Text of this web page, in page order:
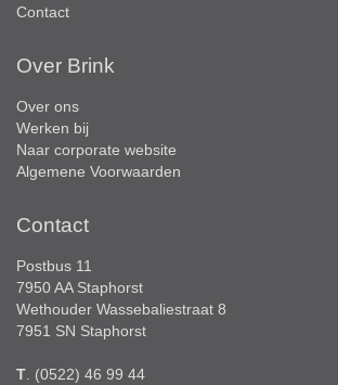
Contact
Over Brink
Over ons
Werken bij
Naar corporate website
Algemene Voorwaarden
Contact
Postbus 11
7950 AA Staphorst
Wethouder Wassebaliestraat 8
7951 SN Staphorst
T . (0522) 46 99 44